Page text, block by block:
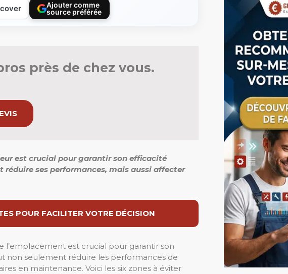
Ajouter comme
source préférée
près de chez vous.
est crucial pour garantir son efficacité
ses performances, mais aussi affecter
POUR FACILITER VOTRE DÉCISION
l’emplacement est crucial pour garantir son
non seulement réduire les performances de
en maintenance. Voici les six zones à éviter